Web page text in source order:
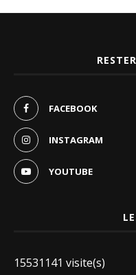
FACEBOOK
INSTAGRAM
YOUTUBE
15531141 visite(s)